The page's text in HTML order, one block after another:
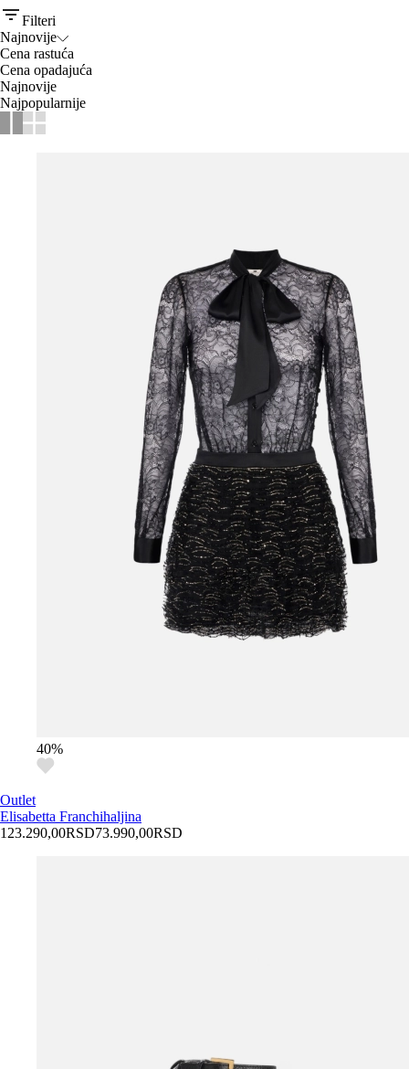
Filteri
Najnovije
Cena rastuća
Cena opadajuća
Najnovije
Najpopularnije
40%
Outlet
Elisabetta Franchihaljina
123.290,00RSD73.990,00RSD